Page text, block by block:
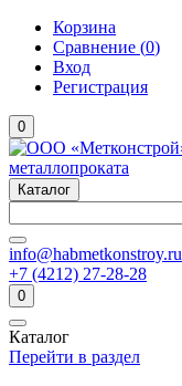
Корзина
Сравнение (0)
Вход
Регистрация
0
Каталог
info@habmetkonstroy.ru
+7 (4212) 27-28-28
0
Каталог
Перейти в раздел